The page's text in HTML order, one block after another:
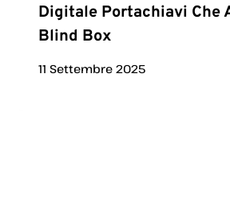
Digitale Portachiavi Che
Blind Box
11 Settembre 2025